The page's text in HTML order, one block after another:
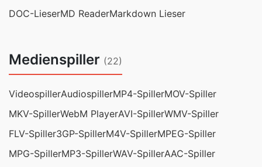
DOC-LieserMD ReaderMarkdown Lieser
Medienspiller (22)
VideospillerAudiospillerMP4-SpillerMOV-Spiller
MKV-SpillerWebM PlayerAVI-SpillerWMV-Spiller
FLV-Spiller3GP-SpillerM4V-SpillerMPEG-Spiller
MPG-SpillerMP3-SpillerWAV-SpillerAAC-Spiller